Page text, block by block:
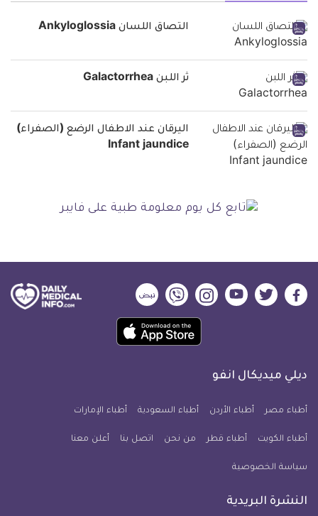
التصاق اللسان Ankyloglossia
ثر اللبن Galactorrhea
اليرقان عند الاطفال الرضع (الصفراء)
Infant jaundice
ديلي
فيسبوك
ديلي
تويتر
ديلي
ميديكال
يوتيوب
ديلي
ميديكال
انفو
ديلي
ميديكال
انفو
ديلي
ميديكال
انفو
حمل
تطبيق
معلومة
للآيفون
ديلي ميديكال انفو
أطباء مصر أطباء الأردن أطباء السعودية أطباء الإمارات
أطباء الكويت أطباء قطر من نحن اتصل بنا أعلن معنا
سياسة الخصوصية
النشرة البريدية